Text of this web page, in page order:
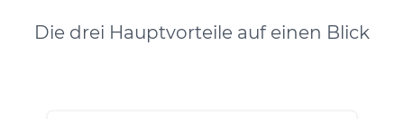
Die drei Hauptvorteile auf einen Blick